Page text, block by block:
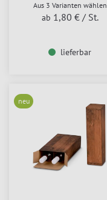
Aus 3 Varianten wählen
ab 1,80 € / St.
lieferbar
neu